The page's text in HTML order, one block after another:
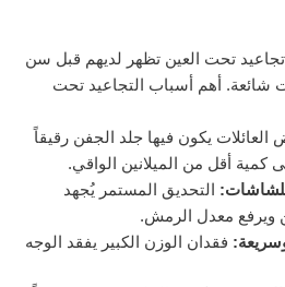
تحت العين تظهر لديهم قبل سن
شائعة. أهم أسباب التجاعيد تحت
العائلات يكون فيها جلد الجفن رقيقاً
كمية أقل من الميلانين الواقي.
التحديق المستمر يُجهد
ويرفع معدل الرمش.
فقدان الوزن الكبير يفقد الوجه